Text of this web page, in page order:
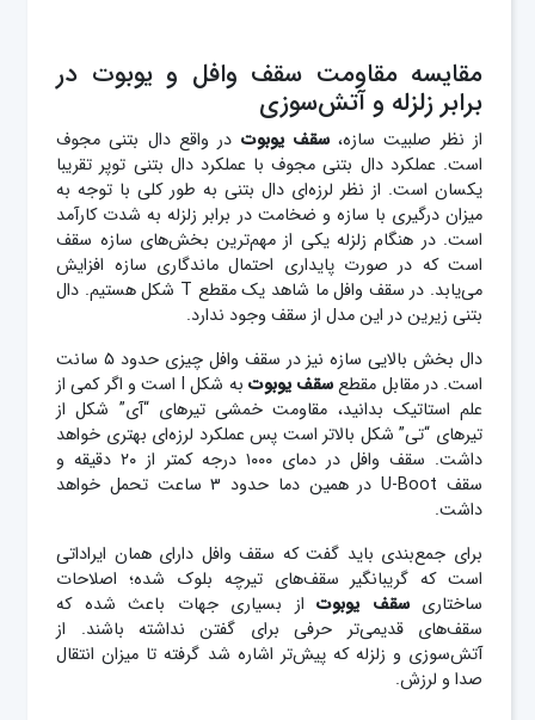
مقایسه مقاومت سقف وافل و یوبوت در
برابر زلزله و آتش‌سوزی
از نظر صلبیت سازه،سقف یوبوت در واقع دال بتنی مجوف
است. عملکرد دال بتنی مجوف با عملکرد دال بتنی توپر تقریبا
یکسان است. از نظر لرزه‌ای دال بتنی به طور کلی با توجه به
میزان درگیری با سازه و ضخامت در برابر زلزله به شدت کارآمد
است. در هنگام زلزله یکی از مهم‌ترین بخش‌های سازه سقف
است که در صورت پایداری احتمال ماندگاری سازه افزایش
می‌یابد. در سقف وافل ما شاهد یک مقطع T شکل هستیم. دال
بتنی زیرین در این مدل از سقف وجود ندارد.
دال بخش بالایی سازه نیز در سقف وافل چیزی حدود ۵ سانت
است. در مقابل مقطعسقف یوبوت
به شکل I است و اگر کمی از
علم استاتیک بدانید، مقاومت خمشی تیرهای “آی” شکل از
تیرهای “تی” شکل بالاتر است پس عملکرد لرزه‌ای بهتری خواهد
داشت. سقف وافل در دمای ۱۰۰۰ درجه کمتر از ۲۰ دقیقه و
سقف U-Boot در همین دما حدود ۳ ساعت تحمل خواهد
داشت.
برای جمع‌بندی باید گفت که سقف وافل دارای همان ایراداتی
است که گریبانگیر سقف‌های تیرچه بلوک شده؛ اصلاحات
ساختاریسقف یوبوتاز بسیاری جهات باعث شده که
سقف‌های قدیمی‌تر حرفی برای گفتن نداشته باشند. از
آتش‌سوزی و زلزله که پیش‌تر اشاره شد گرفته تا میزان انتقال
صدا و لرزش.